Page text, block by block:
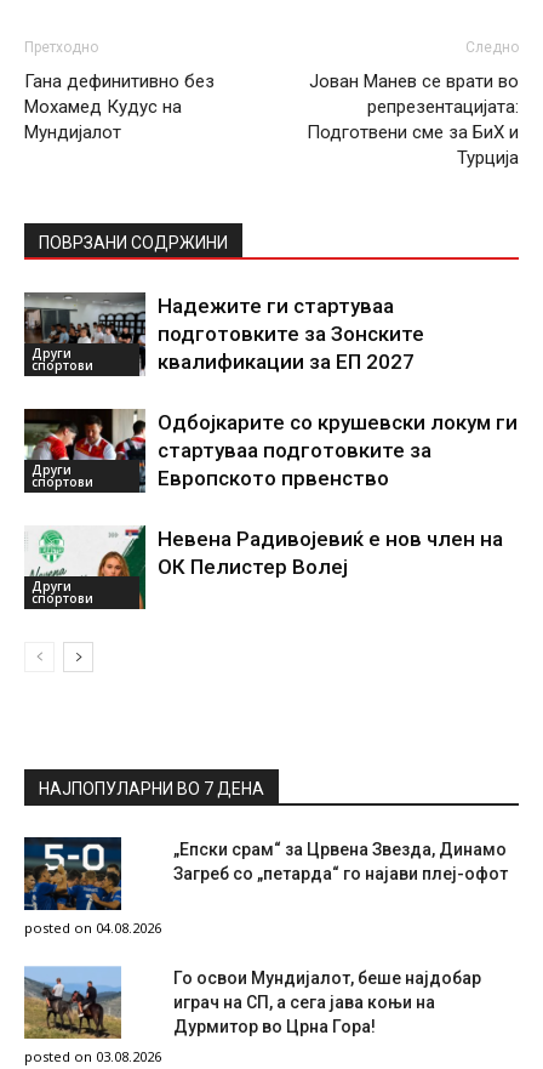
Претходно
Гана дефинитивно без
Мохамед Кудус на
Мундијалот
Следно
Јован Манев се врати во
репрезентацијата:
Подготвени сме за БиХ и
Турција
ПОВРЗАНИ СОДРЖИНИ
Други
спортови
Надежите ги стартуваа
подготовките за Зонските
квалификации за ЕП 2027
Други
спортови
Одбојкарите со крушевски локум ги
стартуваа подготовките за
Европското првенство
Други
спортови
Невена Радивојевиќ е нов член на
ОК Пелистер Волеј
НАЈПОПУЛАРНИ ВО 7 ДЕНА
„Епски срам“ за Црвена Звезда, Динамо
Загреб со „петарда“ го најави плеј-офот
posted on 04.08.2026
Го освои Мундијалот, беше најдобар
играч на СП, а сега јава коњи на
Дурмитор во Црна Гора!
posted on 03.08.2026